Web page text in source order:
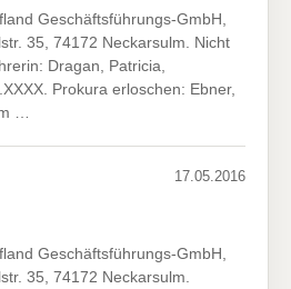
Geschäftsführungs-GmbH,
35, 74172 Neckarsulm. Nicht
Dragan, Patricia,
Prokura erloschen: Ebner,
…
17.05.2016
Geschäftsführungs-GmbH,
35, 74172 Neckarsulm.